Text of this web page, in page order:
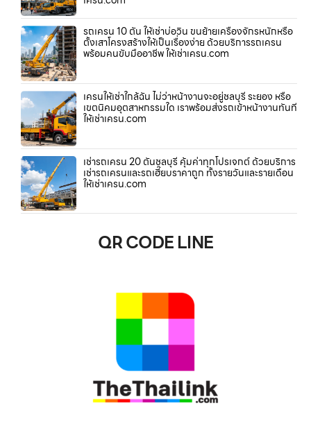
รถเครน 10 ตัน ให้เช่าบ่อวิน ขนย้ายเครื่องจักรหนักหรือ
ตั้งเสาโครงสร้างให้เป็นเรื่องง่าย ด้วยบริการรถเครน
พร้อมคนขับมืออาชีพ ให้เช่าเครน.com
เครนให้เช่าใกล้ฉัน ไม่ว่าหน้างานจะอยู่ชลบุรี ระยอง หรือ
เขตนิคมอุตสาหกรรมใด เราพร้อมส่งรถเข้าหน้างานทันที
ให้เช่าเครน.com
เช่ารถเครน 20 ตันชลบุรี คุ้มค่าทุกโปรเจกต์ ด้วยบริการ
เช่ารถเครนและรถเฮี๊ยบราคาถูก ทั้งรายวันและรายเดือน
ให้เช่าเครน.com
QR CODE LINE